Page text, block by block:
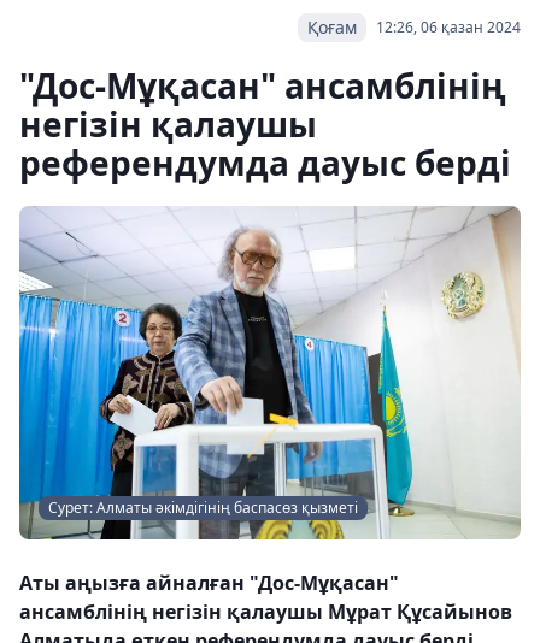
12:26, 06 қазан 2024
Қоғам
"Дос-Мұқасан" ансамблінің
негізін қалаушы
референдумда дауыс берді
Сурет: Алматы әкімдігінің баспасөз қызметі
Аты аңызға айналған "Дос-Мұқасан"
ансамблінің негізін қалаушы Мұрат Құсайынов